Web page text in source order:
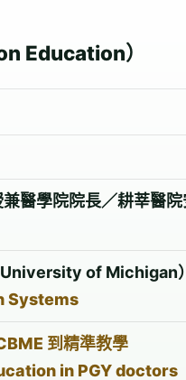
Education）
醫學院院長／耕莘醫院
University of
Systems
到精準教學
in PGY doctors